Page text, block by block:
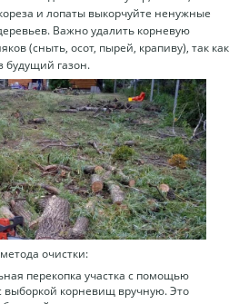
и лопаты выкорчуйте ненужные
Важно удалить корневую
(сныть, осот, пырей, крапиву), так как
будущий газон.
очистки:
перекопка участка с помощью
выборкой корневищ вручную. Это